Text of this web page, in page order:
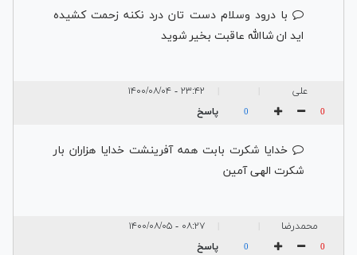
با درود وسلام دست تان درد نکنه زحمت کشیده
اید ان شاالله عاقبت بخیر شوید
علی ۲۳:۴۲ - ۱۴۰۰/۰۸/۰۴
0
0 پاسخ
خدایا شکرت بابت همه آفرینشت خدایا هزاران بار
شکرت الهی آمین
محمدرضا ۰۸:۲۷ - ۱۴۰۰/۰۸/۰۵
0
0 پاسخ